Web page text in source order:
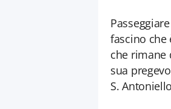
fascino che
che rimane
sua
S.